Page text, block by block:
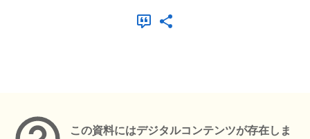
この資料にはデジタルコンテンツが存在しま